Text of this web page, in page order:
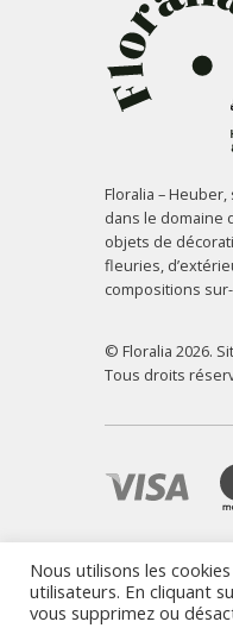
Floralia –
dans le domaine
objets de
fleuries,
compositions
© Floralia 2026.
Tous droits
Nous utilisons les
utilisateurs. En cliquant
vous supprimez ou